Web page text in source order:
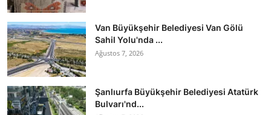
Van Büyükşehir Belediyesi Van Gölü
Sahil Yolu'nda ...
Ağustos 7, 2026
Şanlıurfa Büyükşehir Belediyesi Atatürk
Bulvarı'nd...